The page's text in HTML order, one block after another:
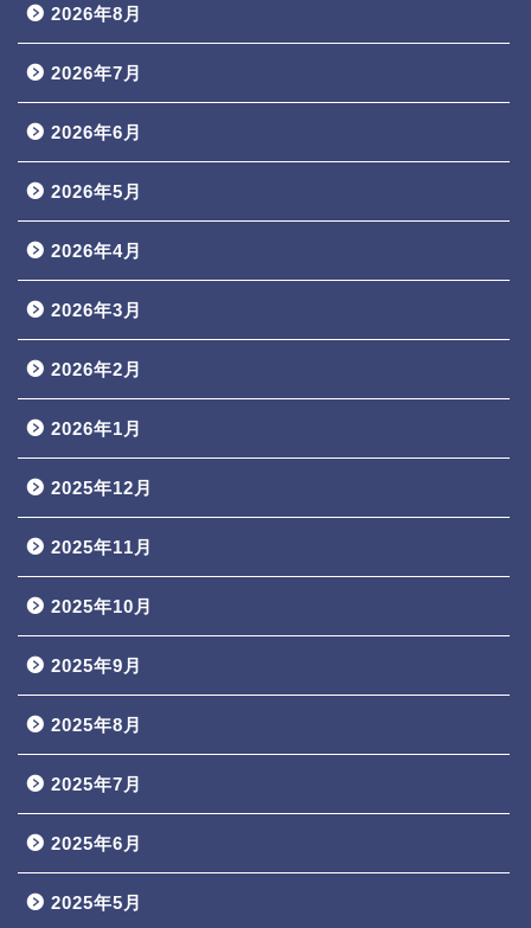
2026年8月
2026年7月
2026年6月
2026年5月
2026年4月
2026年3月
2026年2月
2026年1月
2025年12月
2025年11月
2025年10月
2025年9月
2025年8月
2025年7月
2025年6月
2025年5月